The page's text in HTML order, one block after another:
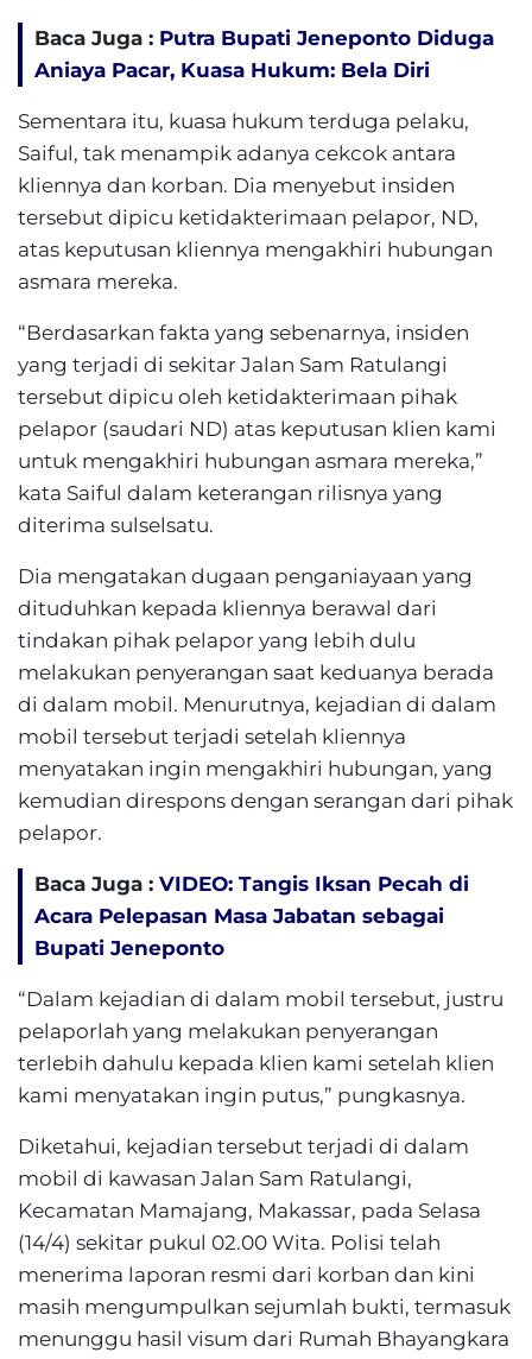
Baca Juga : Putra Bupati Jeneponto Diduga
Aniaya Pacar, Kuasa Hukum: Bela Diri
Sementara itu, kuasa hukum terduga pelaku,
Saiful, tak menampik adanya cekcok antara
kliennya dan korban. Dia menyebut insiden
tersebut dipicu ketidakterimaan pelapor, ND,
atas keputusan kliennya mengakhiri hubungan
asmara mereka.
“Berdasarkan fakta yang sebenarnya, insiden
yang terjadi di sekitar Jalan Sam Ratulangi
tersebut dipicu oleh ketidakterimaan pihak
pelapor (saudari ND) atas keputusan klien kami
untuk mengakhiri hubungan asmara mereka,”
kata Saiful dalam keterangan rilisnya yang
diterima sulselsatu.
Dia mengatakan dugaan penganiayaan yang
dituduhkan kepada kliennya berawal dari
tindakan pihak pelapor yang lebih dulu
melakukan penyerangan saat keduanya berada
di dalam mobil. Menurutnya, kejadian di dalam
mobil tersebut terjadi setelah kliennya
menyatakan ingin mengakhiri hubungan, yang
kemudian direspons dengan serangan dari pihak
pelapor.
Baca Juga : VIDEO: Tangis Iksan Pecah di
Acara Pelepasan Masa Jabatan sebagai
Bupati Jeneponto
“Dalam kejadian di dalam mobil tersebut, justru
pelaporlah yang melakukan penyerangan
terlebih dahulu kepada klien kami setelah klien
kami menyatakan ingin putus,” pungkasnya.
Diketahui, kejadian tersebut terjadi di dalam
mobil di kawasan Jalan Sam Ratulangi,
Kecamatan Mamajang, Makassar, pada Selasa
(14/4) sekitar pukul 02.00 Wita. Polisi telah
menerima laporan resmi dari korban dan kini
masih mengumpulkan sejumlah bukti, termasuk
menunggu hasil visum dari Rumah Bhayangkara